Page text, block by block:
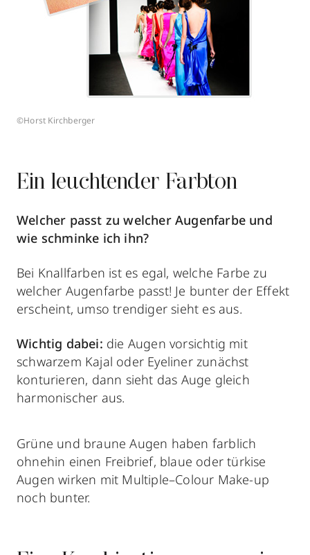
©Horst Kirchberger
Ein leuchtender Farbton
Welcher passt zu welcher Augenfarbe und
wie schminke ich ihn?
Bei Knallfarben ist es egal, welche Farbe zu
welcher Augenfarbe passt! Je bunter der Effekt
erscheint, umso trendiger sieht es aus.
Wichtig dabei: die Augen vorsichtig mit
schwarzem Kajal oder Eyeliner zunächst
konturieren, dann sieht das Auge gleich
harmonischer aus.
Grüne und braune Augen haben farblich
ohnehin einen Freibrief, blaue oder türkise
Augen wirken mit Multiple–Colour Make-up
noch bunter.